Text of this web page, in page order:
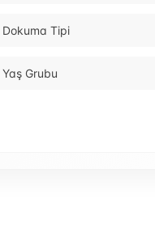
Dokuma Tipi
Yaş Grubu